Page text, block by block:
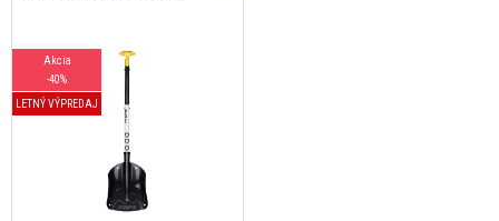
Akcia
-40%
LETNÝ VÝPREDAJ